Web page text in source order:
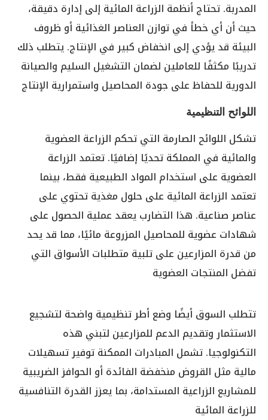
المدربة. تحتاج أنظمة الزراعة المائية إلى إدارة دقيقة،
حيث أن أي خطأ في توازن العناصر الغذائية أو ظروف
البيئة قد يؤدي إلى انخفاض كبير في الإنتاج. يتطلب ذلك
تدريبًا مكثفًا للعاملين لضمان التشغيل السليم والصيانة
الدورية للحفاظ على جودة المحاصيل واستمرارية الإنتاج
اللوائح التنظيمية
تشكل اللوائح الصارمة التي تحكم الزراعة العضوية
والمائية في المملكة تحديًا إضافيًا. تعتمد الزراعة
العضوية على استخدام المواد الطبيعية فقط، بينما
تعتمد الزراعة المائية على حلول مغذية تحتوي على
عناصر صناعية. هذا التضارب يعقد عملية الحصول على
شهادات عضوية للمحاصيل المزروعة مائيًا، مما قد يحد
من قدرة المزارعين على تلبية متطلبات الأسواق التي
تفضل المنتجات العضوية
تتطلب السوق أيضًا وضع أطر تنظيمية واضحة لتشجيع
الاستثمار وتقديم الدعم للمزارعين لتبني هذه
التكنولوجيا. تشمل المبادرات الممكنة توفير تسهيلات
مالية مثل القروض منخفضة الفائدة أو الحوافز الضريبية
للمشاريع الزراعية المستدامة، بما يعزز القدرة التنافسية
للزراعة المائية